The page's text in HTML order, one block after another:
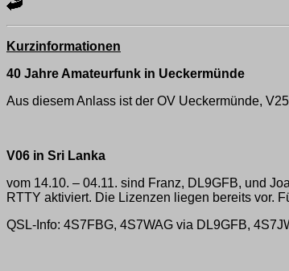
Kurzinformationen
40 Jahre Amateurfunk in Ueckermünde
Aus diesem Anlass ist der OV Ueckermünde,
V06 in Sri Lanka
vom 14.10. – 04.11. sind Franz, DL9GFB, und
RTTY aktiviert. Die Lizenzen liegen bereits vor.
QSL-Info: 4S7FBG, 4S7WAG via DL9GFB,